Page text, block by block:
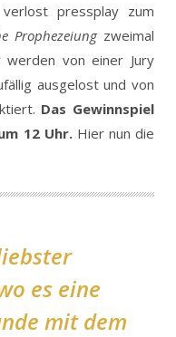
pressplay zum
Prophezeiungzweimal
werden von einer Jury
ausgelost und von
Das Gewinnspiel
12 Uhr.Hier nun die
es eine
mit dem